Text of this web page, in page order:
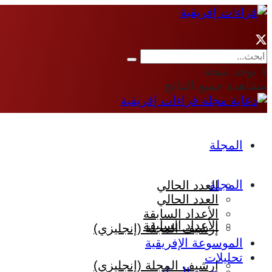
لا توجد نتيجة
مشاهدة جميع النتائج
المجلة
العدد الحالي
الأعداد السابقة
إرشيف المجلة (إنجليزي)
المجلة
العدد الحالي
الأعداد السابقة
إرشيف المجلة (إنجليزي)
الموسوعة الإفريقية
تحليلات